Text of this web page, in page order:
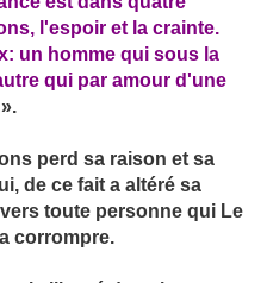
l'espoir et la crainte.
un homme qui sous la
qui par amour d'une
».
perd sa raison et sa
de ce fait a altéré sa
toute personne qui Le
corrompre.